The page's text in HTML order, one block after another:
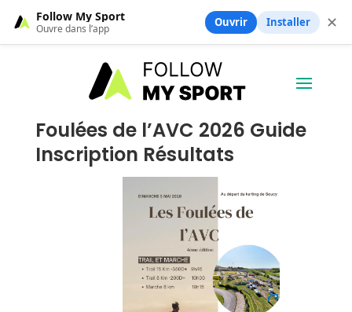
Foulées de l’AVC 2026 Guide
Inscription Résultats
Follow My Sport
Ouvre dans l’app Ouvrir Installer ✕